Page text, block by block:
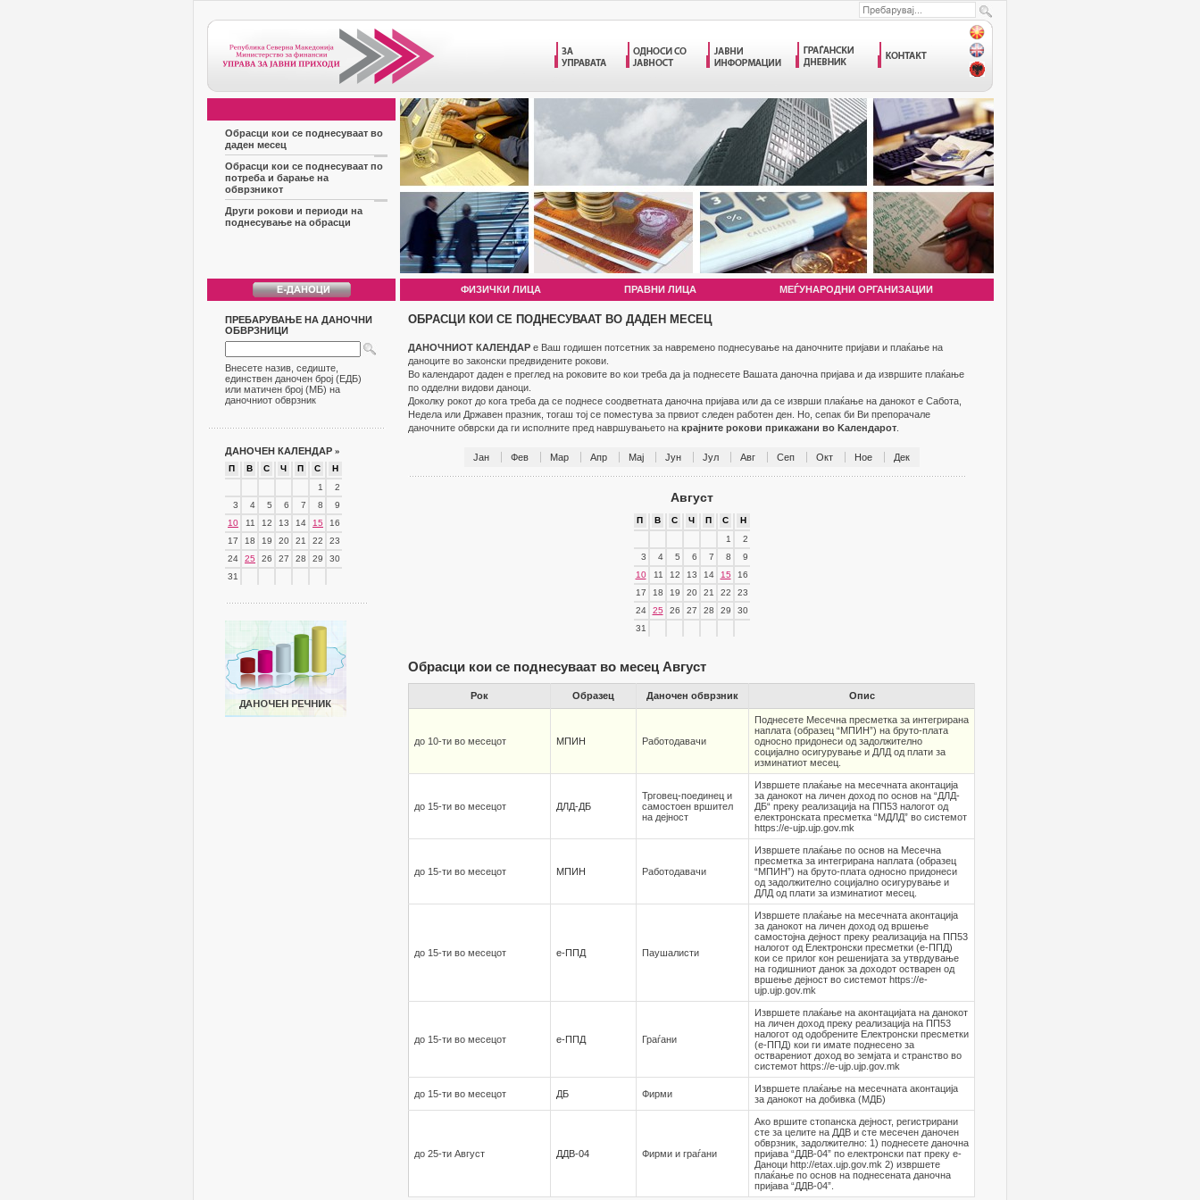
Обрасци кои се поднесуваат во
даден месец
Обрасци кои се поднесуваат по
потреба и барање на
обврзникот
Други рокови и периоди на
поднесување на обрасци
ФИЗИЧКИ ЛИЦА ПРАВНИ ЛИЦА МЕЃУНАРОДНИ ОРГАНИЗАЦИИ
ПРЕБАРУВАЊЕ НА ДАНОЧНИ
ОБВРЗНИЦИ
Внесете назив, седиште,
единствен даночен број (ЕДБ)
или матичен број (МБ) на
даночниот обврзник
ДАНОЧЕН КАЛЕНДАР »
П В С Ч П С
Н
1
2
3
4 5 6 7 8
9
10
11 12 13 14 15
16
17
18 19 20 21 22
23
24
25 26 27 28 29
30
31
ОБРАСЦИ КОИ СЕ ПОДНЕСУВААТ ВО ДАДЕН МЕСЕЦ
ДАНОЧНИОТ КАЛЕНДАР е Ваш годишен потсетник за навремено поднесување на даночните пријави и плаќање на
даноците во законски предвидените рокови.
Во календарот даден е преглед на роковите во кои треба да ја поднесете Вашата даночна пријава и да извршите плаќање
по одделни видови даноци.
Доколку рокот до кога треба да се поднесе соодветната даночна пријава или да се изврши плаќање на данокот е Сабота,
Недела или Државен празник, тогаш тој се поместува за првиот следен работен ден. Но, сепак би Ви препорачале
даночните обврски да ги исполните пред навршувањето на крајните рокови прикажани во Kалендарот
Јан Фев Мар Апр Мај Јун Јул Авг Сеп Окт Ное Дек
Август
П В С Ч П С
Н
1
2
3
4 5 6 7 8
9
10
11 12 13 14 15
16
17
18 19 20 21 22
23
24
25 26 27 28 29
30
31
Обрасци кои се поднесуваат во месец Август
Рок Образец Даночен обврзник Опис
до 10-ти во месецот МПИН Работодавaчи
Поднесете Месечна пресметка за интегрирана
наплата (образец “МПИН”) на бруто-плата
односно придонеси од задолжително
социјално осигурување и ДЛД од плати за
изминатиот месец.
до 15-ти во месецот ДЛД-ДБ
Трговец-поединец и
самостоен вршител
на дејност
Извршете плаќање на месечната аконтација
за данокот на личен доход по основ на “ДЛД-
ДБ“ преку реализација на ПП53 налогот од
електронската пресметка “МДЛД” во системот
https://e-ujp.ujp.gov.mk
до 15-ти во месецот МПИН Работодавaчи
Извршете плаќање по основ на Месечна
пресметка за интегрирана наплата (образец
“МПИН”) на бруто-плата односно придонеси
од задолжително социјално осигурување и
ДЛД од плати за изминатиот месец.
до 15-ти во месецот е-ППД Паушалисти
Извршете плаќање на месечната аконтација
за данокот на личен доход од вршење
самостојна дејност преку реализација на ПП53
налогот од Електронски пресметки (е-ППД)
кои се прилог кон решенијата за утврдување
на годишниот данок за доходот остварен од
вршење дејност во системот https://e-
ujp.ujp.gov.mk
до 15-ти во месецот е-ППД Граѓани
Извршете плаќање на аконтацијата на данокот
на личен доход преку реализација на ПП53
налогот од одобрените Електронски пресметки
(е-ППД) кои ги имате поднесено за
остварениот доход во земјата и странство во
системот https://e-ujp.ujp.gov.mk
до 15-ти во месецот ДБ Фирми
Извршете плаќање на месечната аконтација
за данокот на добивка (МДБ)
до 25-ти Август ДДВ-04 Фирми и граѓани
Ако вршите стопанска дејност, регистрирани
сте за целите на ДДВ и сте месечен даночен
обврзник, задолжително: 1) поднесете даночна
пријава “ДДВ-04” по електронски пат преку е-
Даноци http://etax.ujp.gov.mk 2) извршете
плаќање по основ на поднесената даночна
пријава “ДДВ-04”.